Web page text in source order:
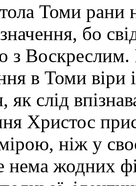
Томи рани
бо
з
в Томи віри
як слід
Христос
ніж у
нема жодних